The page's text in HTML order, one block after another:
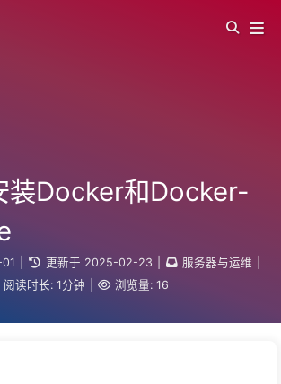
装Docker和Docker-
更新于 2025-02-23 服务器与运维
阅读时长: 1分钟 浏览量: 16